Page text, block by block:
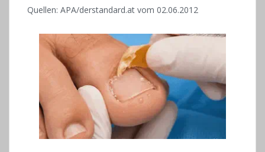
Quellen: APA/derstandard.at vom 02.06.2012